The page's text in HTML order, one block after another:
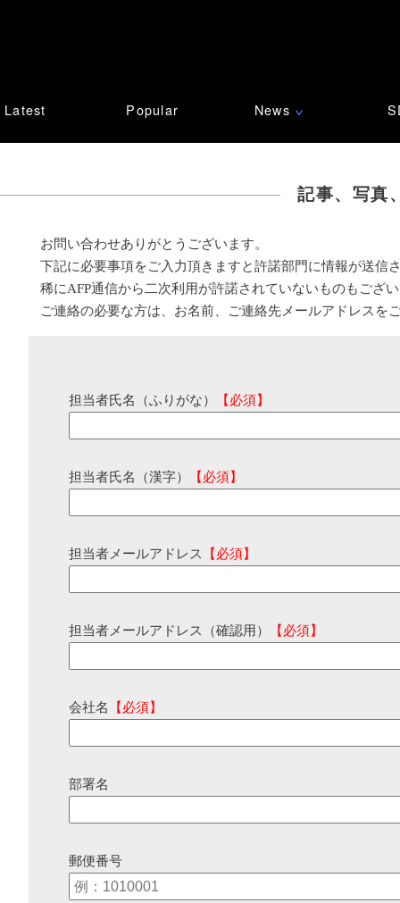
Latest Popular News ∨
記事、写真
お問い合わせありがとうございます。
下記に必要事項をご入力頂きますと許諾部門に情報が送信
稀にAFP通信から二次利用が許諾されていないものもござ
ご連絡の必要な方は、お名前、ご連絡先メールアドレスを
担当者氏名（ふりがな） 【必須】
担当者氏名（漢字） 【必須】
担当者メールアドレス 【必須】
担当者メールアドレス（確認用） 【必須】
会社名 【必須】
部署名
郵便番号